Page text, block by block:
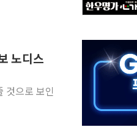
에 손해 보는 일 없게"…'결혼 페
자 기림의 날 참석..."국제적 시민
루질 중 실종 60대 나흘만에 숨진
니 흉기 살해 10대 아들 체포
'뻔뻔' 받아친 정청래…제주 연설
노디스
것으로 보인